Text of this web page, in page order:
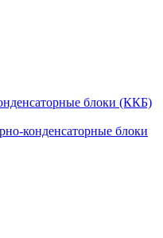
блоки (ККБ)
конденсаторные блоки